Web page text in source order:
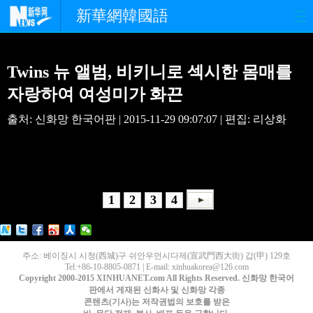
新華網韓國語
경제 사회
중한교류 핫 TV 문화
Twins 뉴 앨범, 비키니로 섹시한 몸매를
자랑하여 여성미가 화끈
출처: 신화망 한국어판 | 2015-11-29 09:07:07 | 편집: 리상화
1 2 3 4
주소: 베이징시 시청(西城)구 쉬안우먼시다제(宣武門西大街) 갑(甲) 129호
Tel:+86-10-8805-0871 | E-mail: xinhuakorea@126.com
Copyright 2000-2015 XINHUANET.com All Rights Reserved. 신화망 한국어
판에서 게재된 신화사 및 신화망 각종
콘텐츠(기사)는 저작권법의 보호를 받은